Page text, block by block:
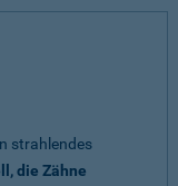
strahlendes
die Zähne